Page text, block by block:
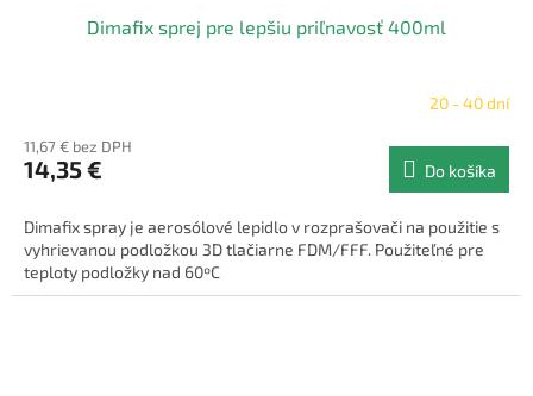
Dimafix sprej pre lepšiu priľnavosť 400ml
20 - 40 dní
11,67 € bez DPH
14,35 € Do košíka
Dimafix spray je aerosólové lepidlo v rozprašovači na použitie s
vyhrievanou podložkou 3D tlačiarne FDM/FFF. Použiteľné pre
teploty podložky nad 60ºC